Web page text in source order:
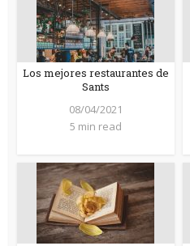
Los mejores restaurantes de
Sants
08/04/2021
5 min read